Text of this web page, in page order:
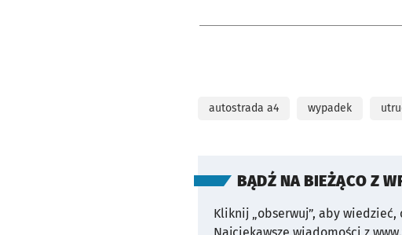
autostrada a4 wypadek
BĄDŹ NA BIEŻĄCO Z
Kliknij „obserwuj”, aby wiedzieć,